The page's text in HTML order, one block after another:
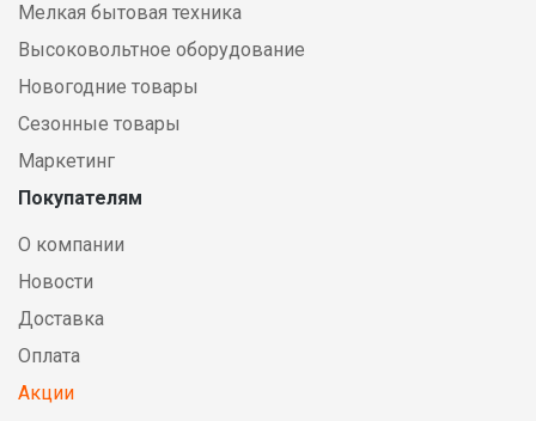
Мелкая бытовая техника
Высоковольтное оборудование
Новогодние товары
Сезонные товары
Маркетинг
Покупателям
О компании
Новости
Доставка
Оплата
Акции